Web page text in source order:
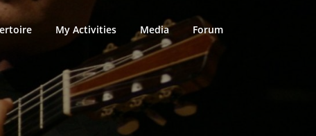
My Activities Media Forum